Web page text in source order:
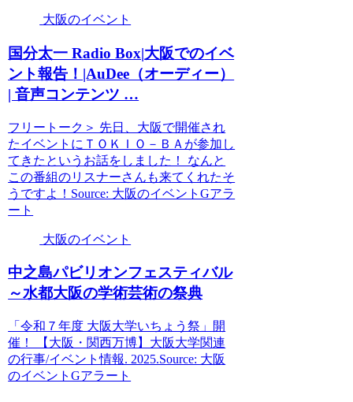
大阪のイベント
国分太一 Radio Box|大阪でのイベ
ント報告！|AuDee（オーディー）
| 音声コンテンツ …
フリートーク＞ 先日、大阪で開催され
たイベントにＴＯＫＩＯ－ＢＡが参加し
てきたというお話をしました！ なんと
この番組のリスナーさんも来てくれたそ
うですよ！Source: 大阪のイベントGアラ
ート
大阪のイベント
中之島パビリオンフェスティバル
～水都大阪の学術芸術の祭典
「令和７年度 大阪大学いちょう祭」開
催！ 【大阪・関西万博】大阪大学関連
の行事/イベント情報. 2025.Source: 大阪
のイベントGアラート